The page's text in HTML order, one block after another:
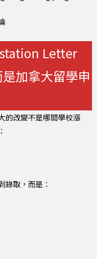
Letter
加拿大留學申
的改變不是哪間學校漲
錄取，而是：